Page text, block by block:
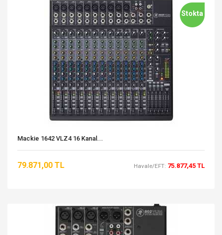
Stokta
Mackie 1642 VLZ4 16 Kanal...
79.871,00 TL Havale/EFT: 75.877,45 TL